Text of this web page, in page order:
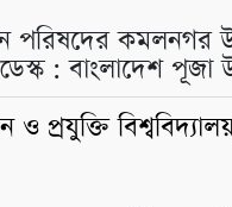
পরিষদের কমলনগর
: বাংলাদেশ
ও প্রযুক্তি